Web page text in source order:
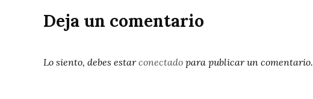
Deja un comentario
Lo siento, debes estarconectado para publicar un comentario.